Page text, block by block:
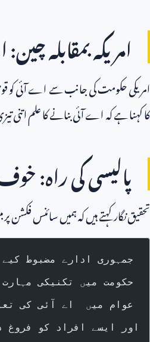
امریکہ بمقابلہ
امریکی حکومت کی جانب سے اے آئی کو
کا کہنا ہے کہ اے آئی بنانے کا علم
پالیسی کی راہ:
تحقیق نگار کہتے ہیں کہ ہمیں سائنس فکشن
- جمہوری ادارے مضبوط
- حکومت میں تکنیکی
- عوام میں  اے آئی کی
- اور ایسے افراد کو